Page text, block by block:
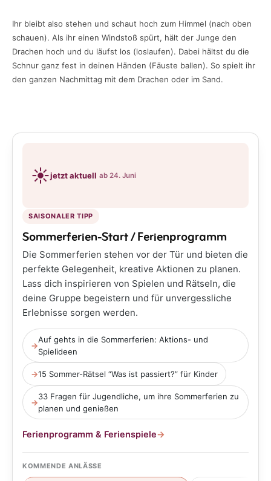
Ihr bleibt also stehen und schaut hoch zum Himmel (nach oben
schauen). Als ihr einen Windstoß spürt, hält der Junge den
Drachen hoch und du läufst los (loslaufen). Dabei hältst du die
Schnur ganz fest in deinen Händen (Fäuste ballen). So spielt ihr
den ganzen Nachmittag mit dem Drachen oder im Sand.
☀️jetzt aktuell ab 24. Juni
SAISONALER TIPP
Sommerferien-Start / Ferienprogramm
Die Sommerferien stehen vor der Tür und bieten die
perfekte Gelegenheit, kreative Aktionen zu planen.
Lass dich inspirieren von Spielen und Rätseln, die
deine Gruppe begeistern und für unvergessliche
Erlebnisse sorgen werden.
→
Auf gehts in die Sommerferien: Aktions- und
Spielideen
→15 Sommer-Rätsel “Was ist passiert?” für Kinder
→
33 Fragen für Jugendliche, um ihre Sommerferien zu
planen und genießen
Ferienprogramm & Ferienspiele→
KOMMENDE ANLÄSSE